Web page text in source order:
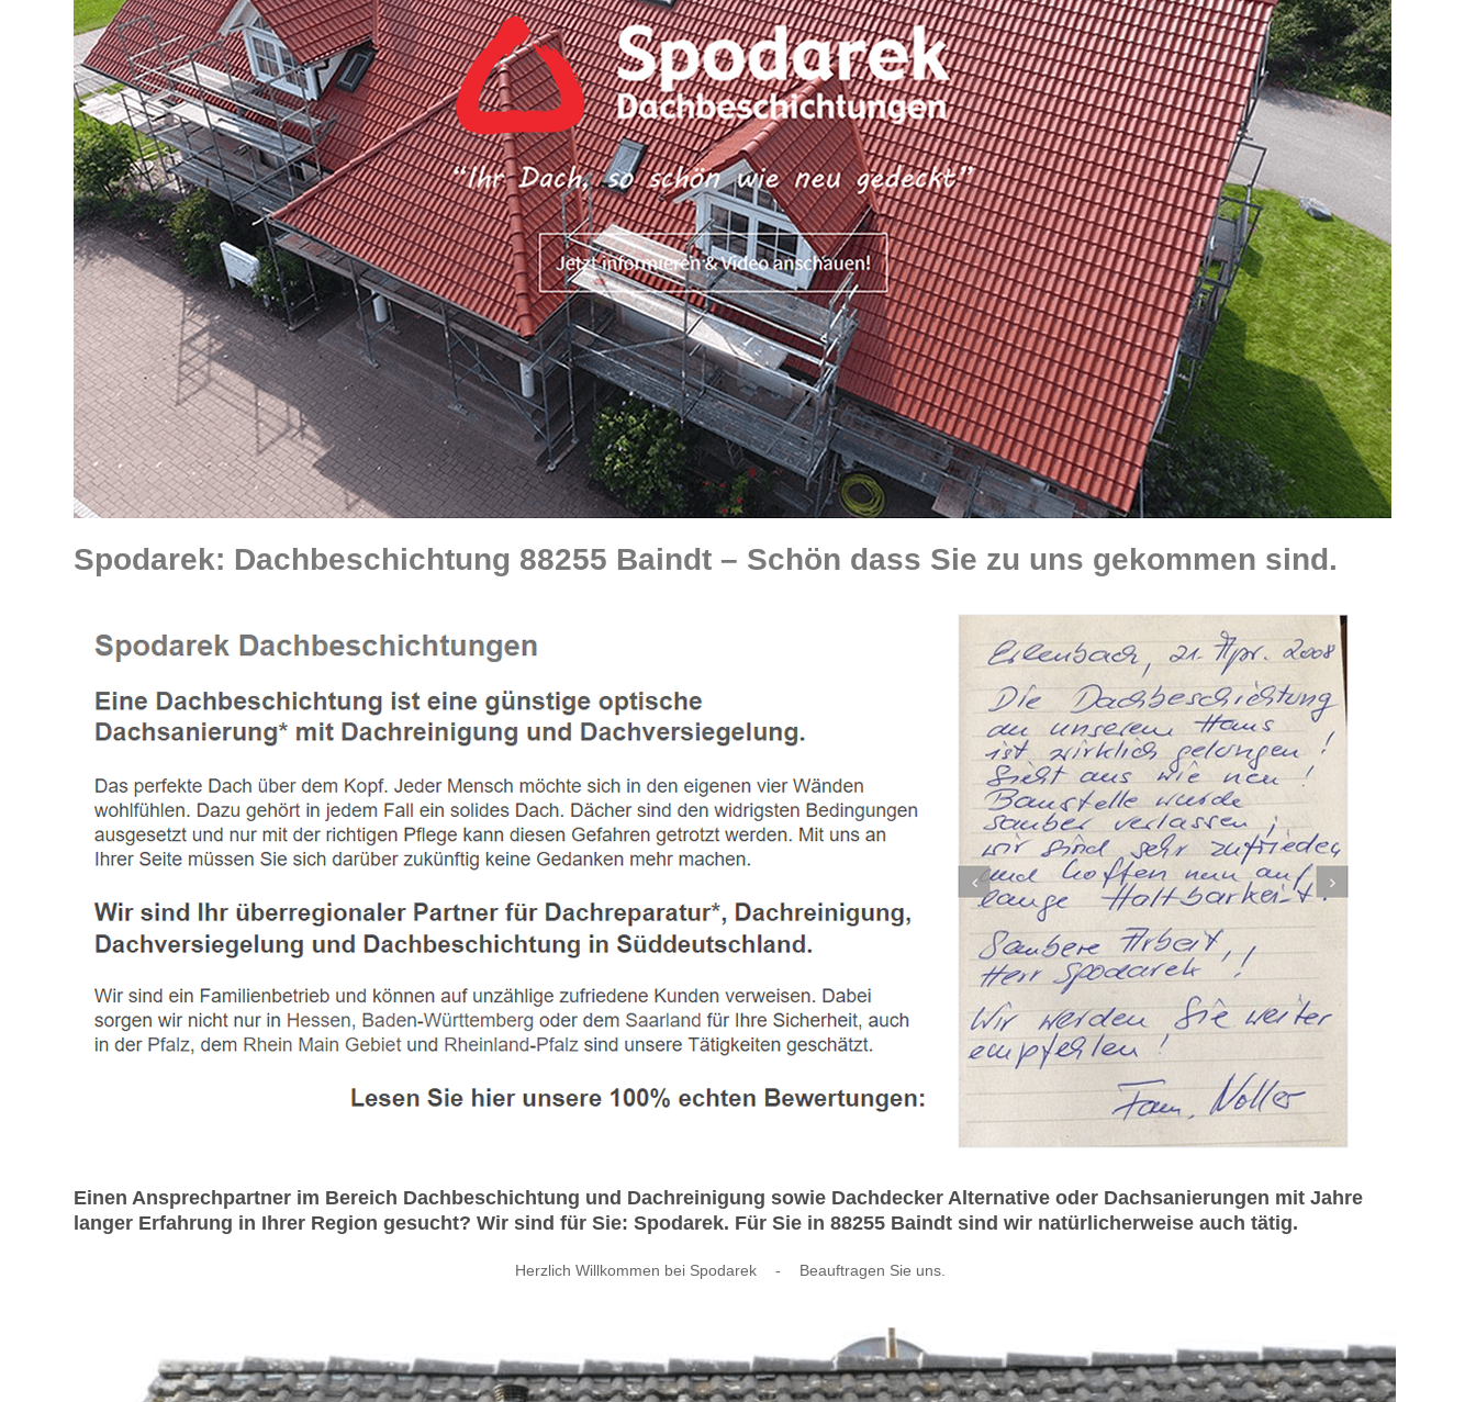
Spodarek: Dachbeschichtung 88255 Baindt – Schön dass Sie zu uns gekommen sind.
Einen Ansprechpartner im Bereich Dachbeschichtung und Dachreinigung sowie Dachdecker Alternative oder Dachsanierungen mit Jahre
langer Erfahrung in Ihrer Region gesucht? Wir sind für Sie: Spodarek. Für Sie in 88255 Baindt sind wir natürlicherweise auch tätig.
Herzlich Willkommen bei Spodarek - Beauftragen Sie uns.